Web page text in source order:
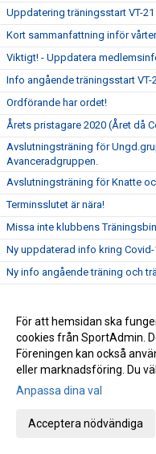
Uppdatering träningsstart VT-21
Kort sammanfattning inför
Viktigt! - Uppdatera
Info angående träningsstart VT-
Ordförande har ordet!
Årets pristagare 2020 (Året då
Avslutningsträning för
Avanceradgruppen.
Avslutningsträning för Knatte
Terminsslutet är nära!
Missa inte klubbens
Ny uppdaterad info kring Covid-
Ny info angående träning och
Beslut om skärpta allmänna råd!
Träning på Höstlovet?
Resultat Bohus-dal Cup
Resultat Kroppefjällskampen
Inställd träning Knatte och
För att hemsidan ska
cookies från SportAdmin.
Föreningen kan också
eller marknadsföring. Du
Anpassa dina val
Acceptera nödvändiga